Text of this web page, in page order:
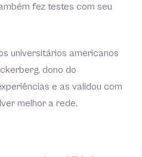
fez testes com seu
universitários americanos
dono do
e as validou com
melhor a rede.